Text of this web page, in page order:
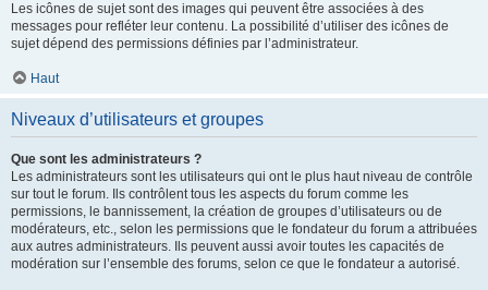
Les icônes de sujet sont des images qui peuvent être associées à des
messages pour refléter leur contenu. La possibilité d’utiliser des icônes de
sujet dépend des permissions définies par l’administrateur.
Haut
Niveaux d’utilisateurs et groupes
Que sont les administrateurs ?
Les administrateurs sont les utilisateurs qui ont le plus haut niveau de contrôle
sur tout le forum. Ils contrôlent tous les aspects du forum comme les
permissions, le bannissement, la création de groupes d’utilisateurs ou de
modérateurs, etc., selon les permissions que le fondateur du forum a attribuées
aux autres administrateurs. Ils peuvent aussi avoir toutes les capacités de
modération sur l’ensemble des forums, selon ce que le fondateur a autorisé.